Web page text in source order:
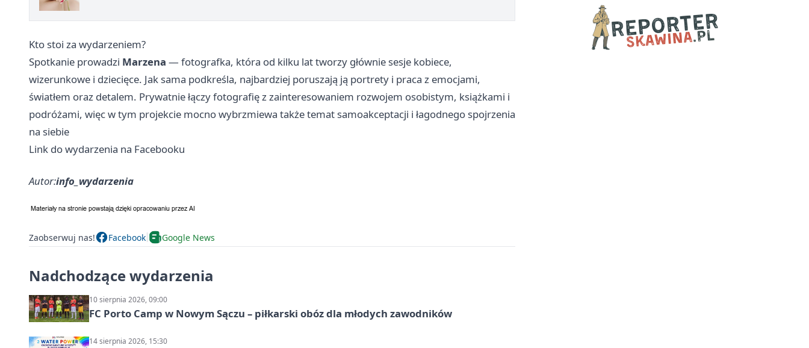
Kto stoi za wydarzeniem?
Spotkanie prowadzi Marzena — fotografka, która od kilku lat tworzy głównie sesje kobiece,
wizerunkowe i dziecięce. Jak sama podkreśla, najbardziej poruszają ją portrety i praca z emocjami,
światłem oraz detalem. Prywatnie łączy fotografię z zainteresowaniem rozwojem osobistym, książkami i
podróżami, więc w tym projekcie mocno wybrzmiewa także temat samoakceptacji i łagodnego spojrzenia
na siebie
Link do wydarzenia na Facebooku
Autor:info_wydarzenia
Zaobserwuj nas! Facebook Google News
Nadchodzące wydarzenia
10 sierpnia 2026, 09:00
FC Porto Camp w Nowym Sączu – piłkarski obóz dla młodych zawodników
14 sierpnia 2026, 15:30